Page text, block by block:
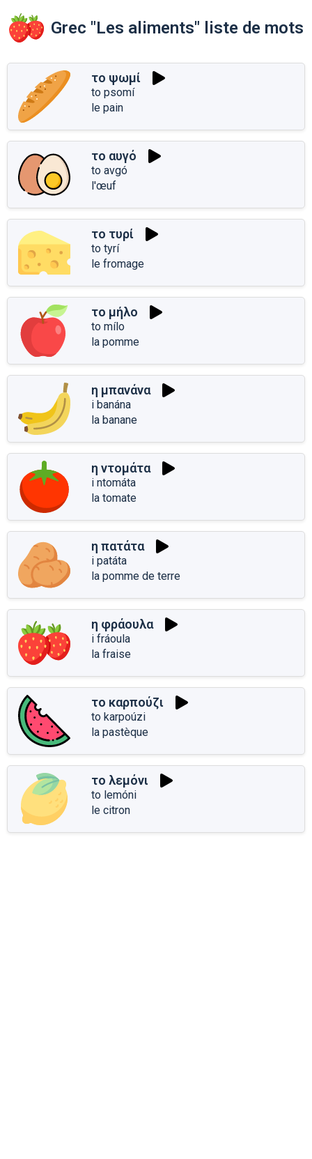
Grec "Les aliments" liste de mots
το ψωμί
to psomí
le pain
το αυγό
to avgó
l'œuf
το τυρί
to tyrí
le fromage
το μήλο
to mílo
la pomme
η μπανάνα
i banána
la banane
η ντομάτα
i ntomáta
la tomate
η πατάτα
i patáta
la pomme de terre
η φράουλα
i fráoula
la fraise
το καρπούζι
to karpoúzi
la pastèque
το λεμόνι
to lemóni
le citron